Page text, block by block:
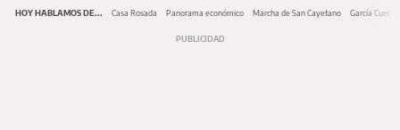
HOY HABLAMOS DE... Casa Rosada Panorama económico Marcha de San Cayetano García Cuerva